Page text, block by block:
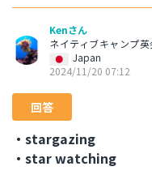
Kenさん
ネイティブキャンプ
Japan
2024/11/20 07:12
回答
・stargazing
・star watching